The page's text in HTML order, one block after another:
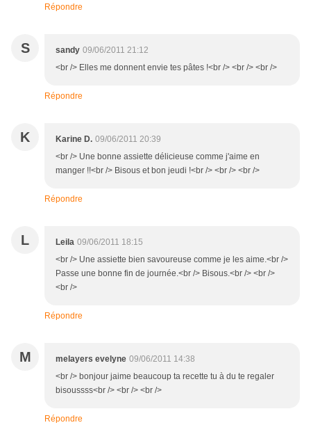
Répondre
S sandy 09/06/2011 21:12
<br /> Elles me donnent envie tes pâtes !<br /> <br /> <br />
Répondre
K Karine D. 09/06/2011 20:39
<br /> Une bonne assiette délicieuse comme j'aime en
manger !!<br /> Bisous et bon jeudi !<br /> <br /> <br />
Répondre
L Leila 09/06/2011 18:15
<br /> Une assiette bien savoureuse comme je les aime.<br />
Passe une bonne fin de journée.<br /> Bisous.<br /> <br />
<br />
Répondre
M melayers evelyne 09/06/2011 14:38
<br /> bonjour jaime beaucoup ta recette tu à du te regaler
bisoussss<br /> <br /> <br />
Répondre